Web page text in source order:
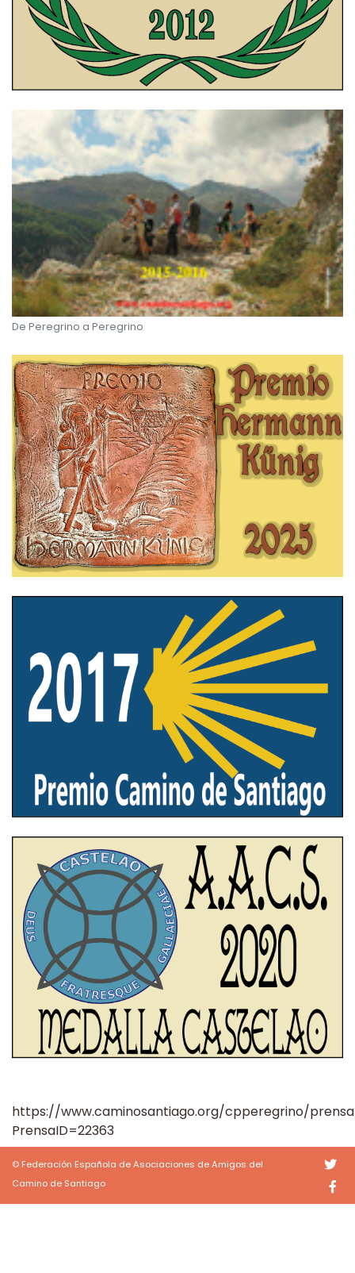
De Peregrino a Peregrino
https://www.caminosantiago.org/cpperegrino/
PrensaID=22363
© Federación Española de Asociaciones de Amigos del
Camino de Santiago